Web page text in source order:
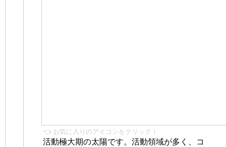
👈 お気に入りのアイコンをクリック！
活動極大期の太陽です。活動領域が多く、コ